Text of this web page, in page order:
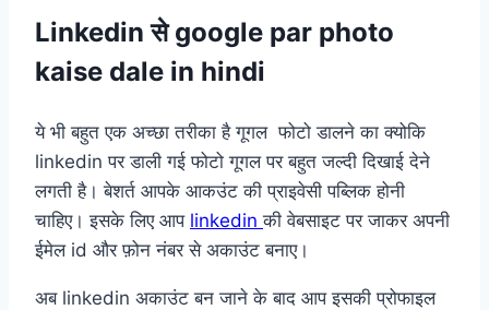
Linkedin सेgoogle par photo
kaise dale in hindi
ये भी बहुत एक अच्छा तरीका है गूगल फोटो डालने का क्योकि
linkedin पर डाली गई फोटो गूगल पर बहुत जल्दी दिखाई देने
लगती है। बेशर्त आपके आकउंट की प्राइवेसी पब्लिक होनी
चाहिए। इसके लिए आप linkedinकी वेबसाइट पर जाकर अपनी
ईमेल id और फ़ोन नंबर से अकाउंट बनाए।
अब linkedin अकाउंट बन जाने के बाद आप इसकी प्रोफाइल